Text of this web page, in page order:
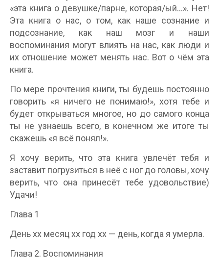
«эта книга о девушке/парне, которая/ый…». Нет!
Эта книга о нас, о том, как наше сознание и
подсознание, как наш мозг и наши
воспоминания могут влиять на нас, как люди и
их отношение может менять нас. Вот о чём эта
книга.
По мере прочтения книги, ты будешь постоянно
говорить «я ничего не понимаю!», хотя тебе и
будет открываться многое, но до самого конца
ты не узнаешь всего, в конечном же итоге ты
скажешь «я всё понял!».
Я хочу верить, что эта книга увлечёт тебя и
заставит погрузиться в неё с ног до головы, хочу
верить, что она принесёт тебе удовольствие)
Удачи!
Глава 1
День хх месяц хх год хх — день, когда я умерла.
Глава 2. Воспоминания